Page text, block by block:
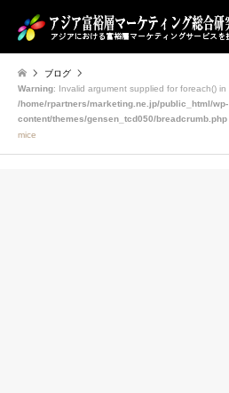
ブログ
Warning: Invalid argument supplied for foreach() in
/home/rpartners/marketing.ne.jp/public_html/wp-
content/themes/gensen_tcd050/breadcrumb.php
mice